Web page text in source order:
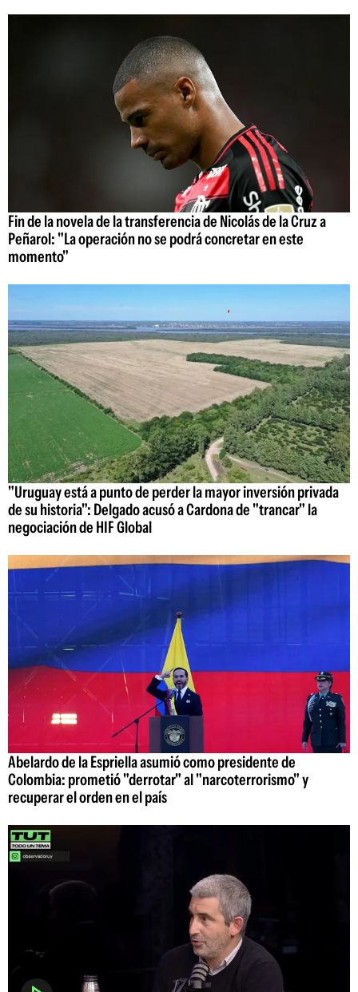
Fin de la novela de la transferencia de Nicolás de la Cruz a
Peñarol: "La operación no se podrá concretar en este
momento"
"Uruguay está a punto de perder la mayor inversión privada
de su historia": Delgado acusó a Cardona de "trancar" la
negociación de HIF Global
Abelardo de la Espriella asumió como presidente de
Colombia: prometió "derrotar" al "narcoterrorismo" y
recuperar el orden en el país